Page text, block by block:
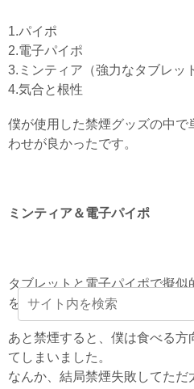
1.パイポ
2.電子パイポ
3.ミンティア（強力なタブレッ
4.気合と根性
僕が使用した禁煙グッズの中で
わせが良かったです。
ミンティア＆電子パイポ
タブレットと電子パイポで擬似
を吸っている時とにた感じが得
あと禁煙すると、僕は食べる方
てしまいました。
なんか、結局禁煙失敗してただ